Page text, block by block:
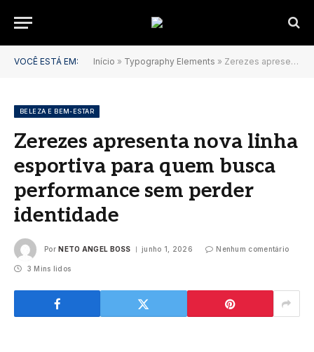
VOCÊ ESTÁ EM: Início » Typography Elements » Zerezes apresenta nova linha esportiva para quem busca performance sem perder identidade
BELEZA E BEM-ESTAR
Zerezes apresenta nova linha
esportiva para quem busca
performance sem perder
identidade
Por NETO ANGEL BOSS junho 1, 2026 Nenhum comentário
3 Mins lidos